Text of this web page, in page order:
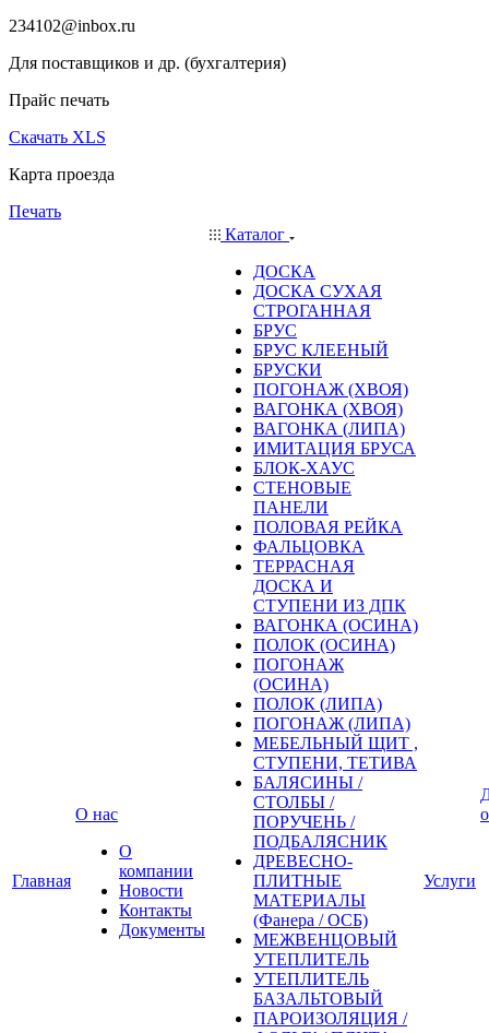
234102@inbox.ru
Для поставщиков и др. (бухгалтерия)
Прайс печать
Скачать XLS
Карта проезда
Печать
Главная
О нас
О
компании
Новости
Контакты
Документы
Каталог
ДОСКА
ДОСКА СУХАЯ
СТРОГАННАЯ
БРУС
БРУС КЛЕЕНЫЙ
БРУСКИ
ПОГОНАЖ (ХВОЯ)
ВАГОНКА (ХВОЯ)
ВАГОНКА (ЛИПА)
ИМИТАЦИЯ БРУСА
БЛОК-ХАУС
СТЕНОВЫЕ
ПАНЕЛИ
ПОЛОВАЯ РЕЙКА
ФАЛЬЦОВКА
ТЕРРАСНАЯ
ДОСКА И
СТУПЕНИ ИЗ ДПК
ВАГОНКА (ОСИНА)
ПОЛОК (ОСИНА)
ПОГОНАЖ
(ОСИНА)
ПОЛОК (ЛИПА)
ПОГОНАЖ (ЛИПА)
МЕБЕЛЬНЫЙ ЩИТ ,
СТУПЕНИ, ТЕТИВА
БАЛЯСИНЫ /
СТОЛБЫ /
ПОРУЧЕНЬ /
ПОДБАЛЯСНИК
ДРЕВЕСНО-
ПЛИТНЫЕ
МАТЕРИАЛЫ
(Фанера / ОСБ)
МЕЖВЕНЦОВЫЙ
УТЕПЛИТЕЛЬ
УТЕПЛИТЕЛЬ
БАЗАЛЬТОВЫЙ
ПАРОИЗОЛЯЦИЯ /
Услуги